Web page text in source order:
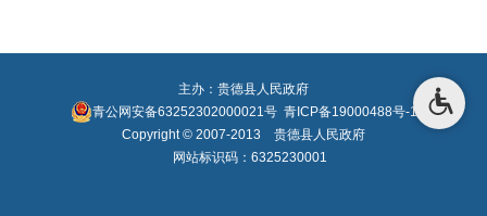
主办：贵德县人民政府
青公网安备63252302000021号 青ICP备19000488号-1
Copyright © 2007-2013 贵德县人民政府
网站标识码：6325230001